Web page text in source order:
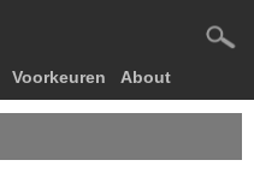
Voorkeuren About